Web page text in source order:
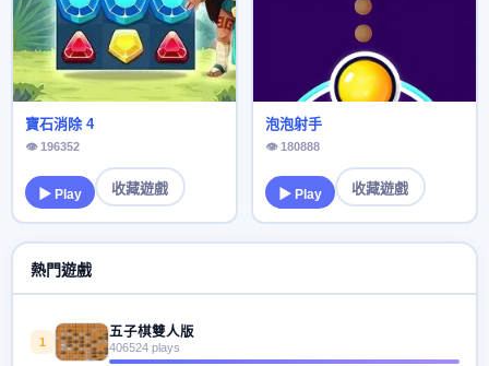
寶石消除 4
👁 196352
▶ Play 收藏遊戲
泡泡射手
👁 180888
▶ Play 收藏遊戲
熱門遊戲
1
五子棋雙人版
406524 plays